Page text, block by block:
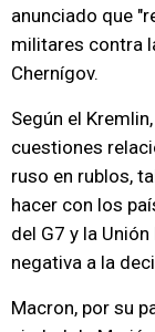
anunciado que
militares contra
Chernígov.
Según el
cuestiones
ruso en rublos,
hacer con los
del G7 y la
negativa a la
Macron, por su